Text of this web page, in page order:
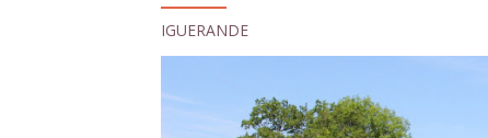
IGUERANDE